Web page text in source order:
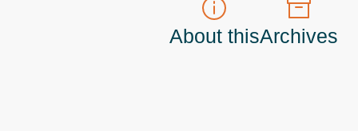
About thisArchives